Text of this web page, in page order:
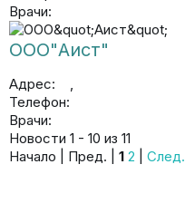
Врачи:
ООО"Аист"
Адрес:
,
Телефон:
Врачи:
Новости 1 - 10 из 11
Начало | Пред. | 1 2 След.